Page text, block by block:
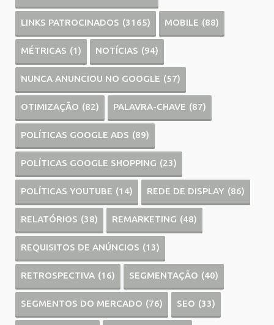
LINKS PATROCINADOS (3165) MOBILE (88)
MÉTRICAS (1) NOTÍCIAS (94)
NUNCA ANUNCIOU NO GOOGLE (57)
OTIMIZAÇÃO (82) PALAVRA-CHAVE (87)
POLÍTICAS GOOGLE ADS (89)
POLÍTICAS GOOGLE SHOPPING (23)
POLÍTICAS YOUTUBE (14) REDE DE DISPLAY (86)
RELATÓRIOS (38) REMARKETING (48)
REQUISITOS DE ANÚNCIOS (13)
RETROSPECTIVA (16) SEGMENTAÇÃO (40)
SEGMENTOS DO MERCADO (76) SEO (33)